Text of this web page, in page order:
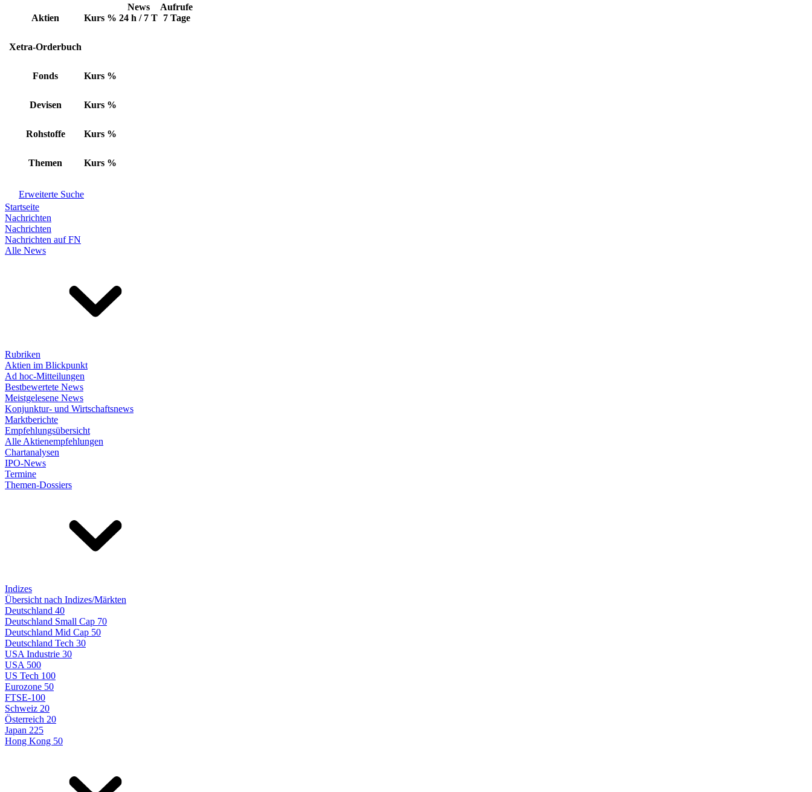
Aktien Kurs %
News
24 h / 7 T
Aufrufe
7 Tage
Xetra-Orderbuch
Fonds Kurs %
Devisen Kurs %
Rohstoffe Kurs %
Themen Kurs %
Erweiterte Suche
Startseite
Nachrichten
Nachrichten
Nachrichten auf FN
Alle News
Rubriken
Aktien im Blickpunkt
Ad hoc-Mitteilungen
Bestbewertete News
Meistgelesene News
Konjunktur- und Wirtschaftsnews
Marktberichte
Empfehlungsübersicht
Alle Aktienempfehlungen
Chartanalysen
IPO-News
Termine
Themen-Dossiers
Indizes
Übersicht nach Indizes/Märkten
Deutschland 40
Deutschland Small Cap 70
Deutschland Mid Cap 50
Deutschland Tech 30
USA Industrie 30
USA 500
US Tech 100
Eurozone 50
FTSE-100
Schweiz 20
Österreich 20
Japan 225
Hong Kong 50